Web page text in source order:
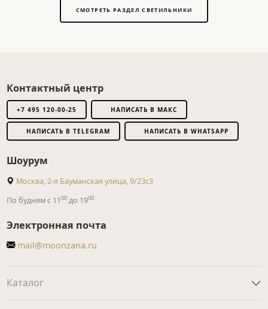
СМОТРЕТЬ РАЗДЕЛ СВЕТИЛЬНИКИ
Контактный центр
+7 495 120-00-25 НАПИСАТЬ В МАКС
НАПИСАТЬ В TELEGRAM НАПИСАТЬ В WHATSAPP
Шоурум
Москва, 2-я Бауманская улица, 9/23с3
По будням с 1100до 1900
Электронная почта
mail@moonzana.ru
Каталог